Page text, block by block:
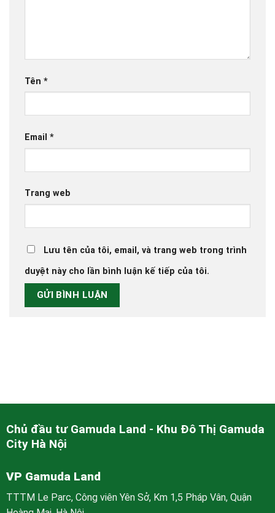
Tên *
Email *
Trang web
Lưu tên của tôi, email, và trang web trong trình
duyệt này cho lần bình luận kế tiếp của tôi.
Chủ đầu tư Gamuda Land - Khu Đô Thị Gamuda
City Hà Nội
VP Gamuda Land
TTTM Le Parc, Công viên Yên Sở, Km 1,5 Pháp Vân, Quận